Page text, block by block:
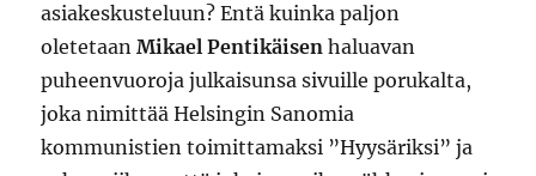
asiakeskusteluun? Entä kuinka paljon
oletetaanMikael Pentikäisen haluavan
puheenvuoroja julkaisunsa sivuille porukalta,
joka nimittää Helsingin Sanomia
kommunistien toimittamaksi ”Hyysäriksi” ja